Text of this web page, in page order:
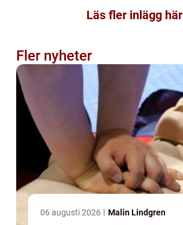
Läs fler inlägg här
Fler nyheter
06 augusti 2026 Malin Lindgren